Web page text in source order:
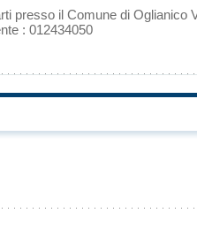
presso il Comune di Oglianico
: 012434050